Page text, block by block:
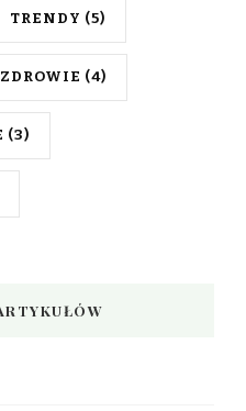
TRENDY (5)
ZDROWIE (4)
(3)